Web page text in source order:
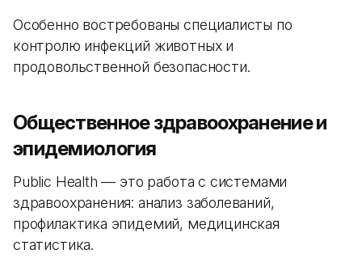
Особенно востребованы специалисты по
контролю инфекций животных и
продовольственной безопасности.
Общественное здравоохранение и
эпидемиология
Public Health — это работа с системами
здравоохранения: анализ заболеваний,
профилактика эпидемий, медицинская
статистика.